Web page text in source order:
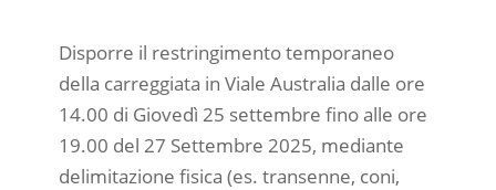
Disporre il restringimento temporaneo
della carreggiata in Viale Australia dalle ore
14.00 di Giovedì 25 settembre fino alle ore
19.00 del 27 Settembre 2025, mediante
delimitazione fisica (es. transenne, coni,